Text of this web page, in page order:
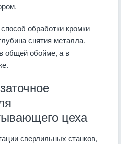
обработки кромки
снятия металла.
общей обойме, а в
цеха
сверлильных станков,